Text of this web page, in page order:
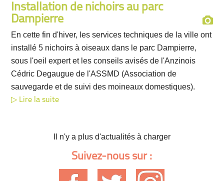
Installation de nichoirs au parc
Dampierre
En cette fin d'hiver, les services techniques de la ville ont
installé 5 nichoirs à oiseaux dans le parc Dampierre,
sous l'oeil expert et les conseils avisés de l'Anzinois
Cédric Degaugue de l'ASSMD (Association de
sauvegarde et de suivi des moineaux domestiques).
Lire la suite
Il n'y a plus d'actualités à charger
Suivez-nous sur :